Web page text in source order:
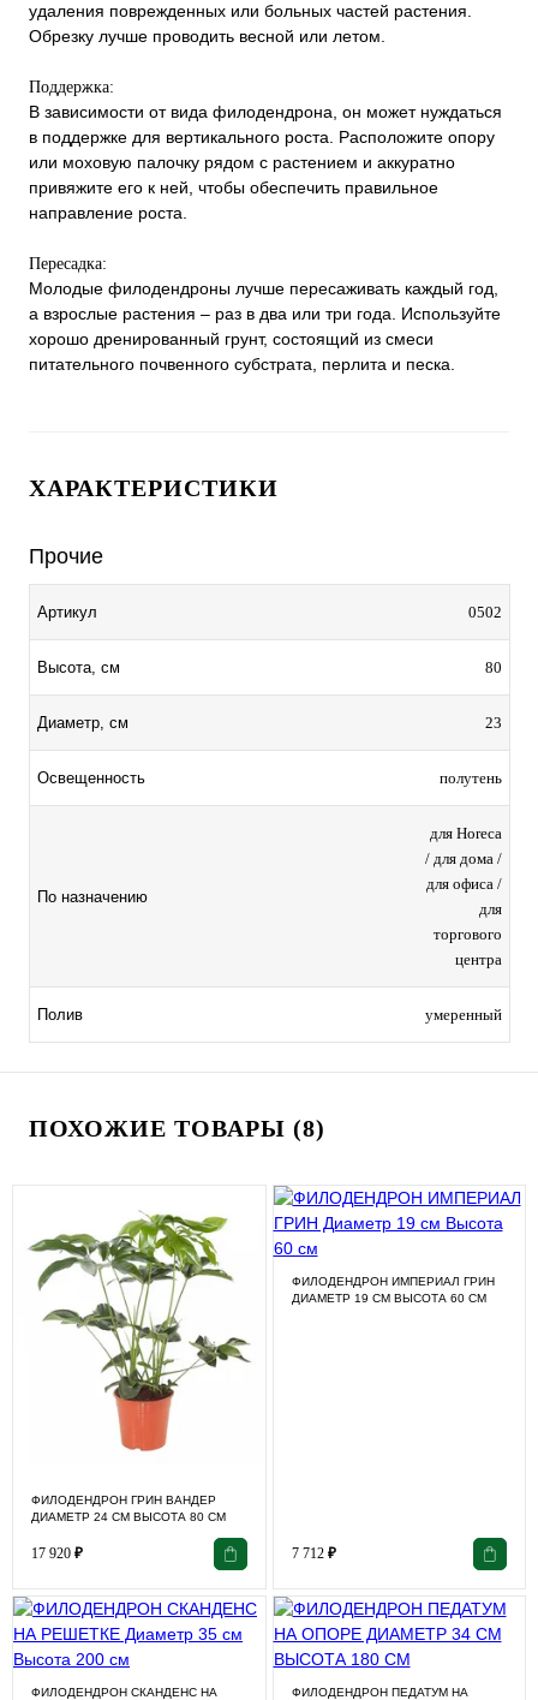
удаления поврежденных или больных частей растения.
Обрезку лучше проводить весной или летом.
Поддержка:
В зависимости от вида филодендрона, он может нуждаться
в поддержке для вертикального роста. Расположите опору
или моховую палочку рядом с растением и аккуратно
привяжите его к ней, чтобы обеспечить правильное
направление роста.
Пересадка:
Молодые филодендроны лучше пересаживать каждый год,
а взрослые растения – раз в два или три года. Используйте
хорошо дренированный грунт, состоящий из смеси
питательного почвенного субстрата, перлита и песка.
ХАРАКТЕРИСТИКИ
Прочие
Артикул 0502
Высота, см 80
Диаметр, см 23
Освещенность полутень
По назначению
для Horeca
/ для дома /
для офиса /
для
торгового
центра
Полив умеренный
ПОХОЖИЕ ТОВАРЫ (8)
ФИЛОДЕНДРОН ГРИН ВАНДЕР
ДИАМЕТР 24 СМ ВЫСОТА 80 СМ
17 920 ₽
ФИЛОДЕНДРОН ИМПЕРИАЛ ГРИН
ДИАМЕТР 19 СМ ВЫСОТА 60 СМ
7 712 ₽
ФИЛОДЕНДРОН СКАНДЕНС НА
ФИЛОДЕНДРОН ПЕДАТУМ НА